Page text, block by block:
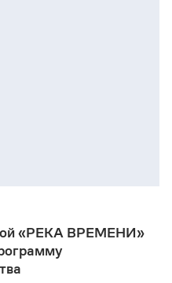
«РЕКА ВРЕМЕНИ»